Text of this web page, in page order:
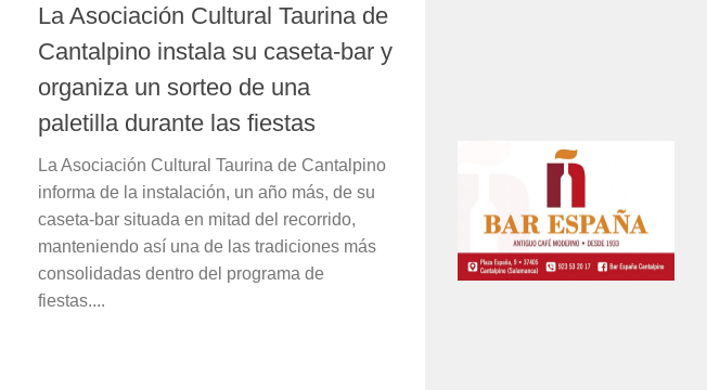
La Asociación Cultural Taurina de
Cantalpino instala su caseta-bar y
organiza un sorteo de una
paletilla durante las fiestas
La Asociación Cultural Taurina de Cantalpino
informa de la instalación, un año más, de su
caseta-bar situada en mitad del recorrido,
manteniendo así una de las tradiciones más
consolidadas dentro del programa de
fiestas....